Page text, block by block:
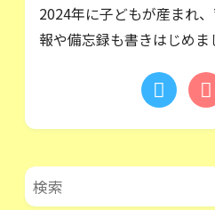
2024年に子どもが産まれ
報や備忘録も書きはじめま